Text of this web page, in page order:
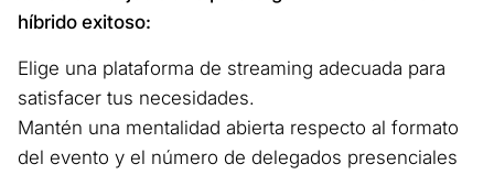
híbrido exitoso:
Elige una plataforma de streaming adecuada para
satisfacer tus necesidades.
Mantén una mentalidad abierta respecto al formato
del evento y el número de delegados presenciales